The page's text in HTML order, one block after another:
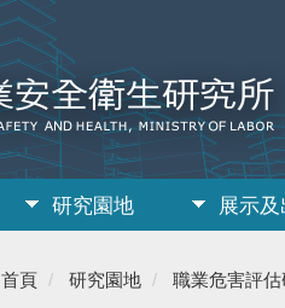
研究園地 展示
首頁 研究園地 職業危害評